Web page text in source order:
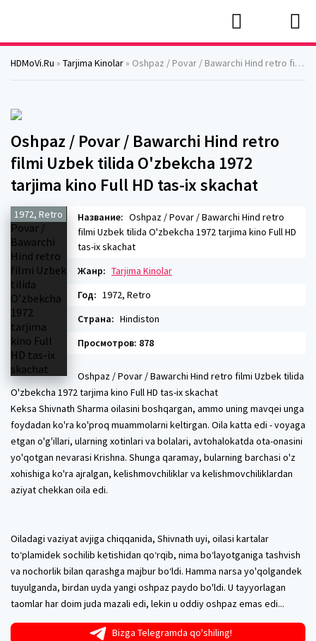
HDMoVi.Ru » Tarjima Kinolar » Oshpaz / Povar / Bawarchi Hind retro filmi Uzbek tilida O'zbekcha 1972 tarjima kino Full HD tas-ix skachat
Oshpaz / Povar / Bawarchi Hind retro
filmi Uzbek tilida O'zbekcha 1972
tarjima kino Full HD tas-ix skachat
1972, Retro Название: Oshpaz / Povar / Bawarchi Hind retro
filmi Uzbek tilida O'zbekcha 1972 tarjima kino Full HD
tas-ix skachat
Жанр: Tarjima Kinolar
Год: 1972, Retro
Страна: Hindiston
Просмотров: 878
Oshpaz / Povar / Bawarchi Hind retro filmi Uzbek tilida
O'zbekcha 1972 tarjima kino Full HD tas-ix skachat
Keksa Shivnath Sharma oilasini boshqargan, ammo uning mavqei unga
foydadan ko'ra ko'proq muammolarni keltirgan. Oila katta edi - voyaga
etgan o'g'illari, ularning xotinlari va bolalari, avtohalokatda ota-onasini
yo'qotgan nevarasi Krishna. Shunga qaramay, bularning barchasi o'z
xohishiga ko'ra ajralgan, kelishmovchiliklar va kelishmovchiliklardan
aziyat chekkan oila edi.
Oiladagi vaziyat avjiga chiqqanida, Shivnath uyi, oilasi kartalar
to‘plamidek sochilib ketishidan qo‘rqib, nima bo‘layotganiga tashvish
va nochorlik bilan qarashga majbur bo‘ldi. Hamma narsa yo'qolgandek
tuyulganda, birdan uyda yangi oshpaz paydo bo'ldi. U tayyorlagan
taomlar har doim juda mazali edi, lekin u oddiy oshpaz emas edi...
Bizga Telegramda qo'shiling!